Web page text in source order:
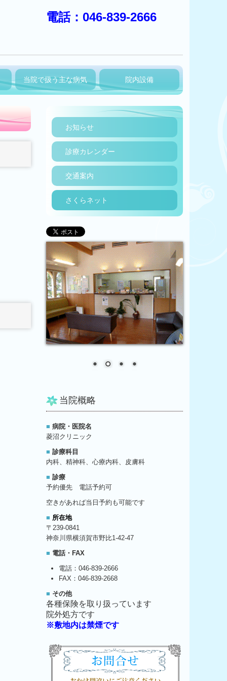
電話：046-839-2666
当院で扱う主な病気 院内設備
お知らせ
診療カレンダー
交通案内
さくらネット
当院概略
■ 病院・医院名
菱沼クリニック
■ 診療科目
内科、 精神科、心療内科、皮膚科
■ 診療
予約優先 電話予約可
空きがあれば当日予約も可能です
■ 所在地
〒239-0841
神奈川県横須賀市野比1-42-47
■ 電話・FAX
電話： 046-839-2666
FAX：046-839-2668
■ その他
各種保険を取り扱っています
院外処方です
※敷地内は禁煙です